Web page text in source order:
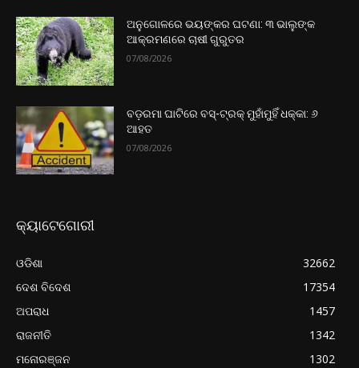
ଅନୁଗୋଳରେ ଭୟଙ୍କର ଘଟଣା: ୩ ଭାଲୁଙ୍କ
ଆକ୍ରମଣରେ ଚାଷୀ ଗୁରୁତର
07/08/2026
ବଡ଼ରମା ଘାଟିରେ ବସ୍-ଟ୍ରକ୍ ମୁହାଁମୁହିଁ ଧକ୍କା: ୬
ଆହତ
07/08/2026
କ୍ୟାଟେଗୋରୀ
ଓଡିଶା
32662
ଦେଶ ବିଦେଶ
17354
ଅପରାଧ
1457
ରାଜନୀତି
1342
ମନୋରଞ୍ଜନ
1302